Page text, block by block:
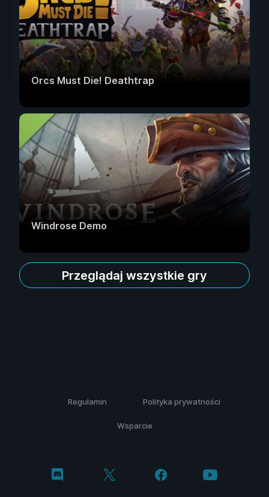
Orcs Must Die! Deathtrap
Windrose Demo
Przeglądaj wszystkie gry
Regulamin Polityka prywatności
Wsparcie